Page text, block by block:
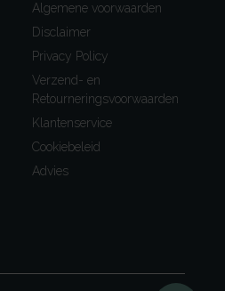
Algemene voorwaarden
Disclaimer
Privacy Policy
Verzend- en
Retourneringsvoorwaarden
Klantenservice
Cookiebeleid
Advies